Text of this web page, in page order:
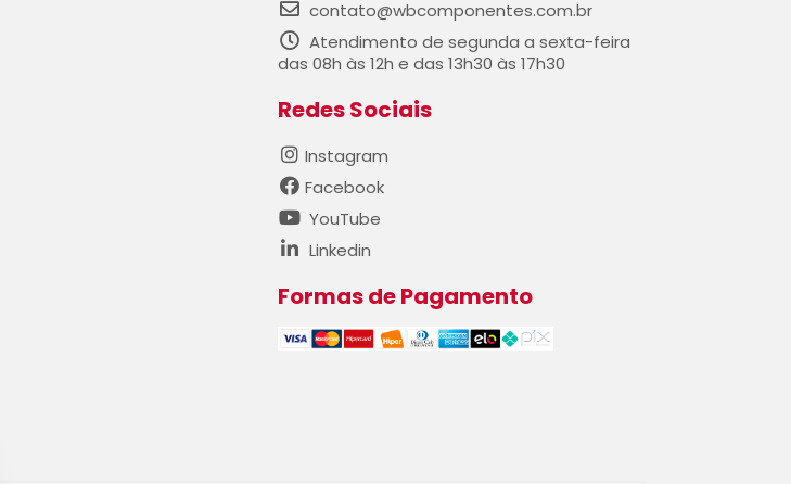
contato@wbcomponentes.com.br
Atendimento de segunda a sexta-feira
das 08h às 12h e das 13h30 às 17h30
Redes Sociais
Instagram
Facebook
YouTube
Linkedin
Formas de Pagamento